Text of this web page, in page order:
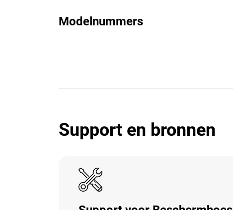
Modelnummers
Support en bronnen